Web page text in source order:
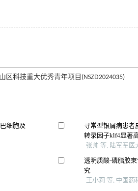
区科技重大优秀青年项目(NSZD2024035)